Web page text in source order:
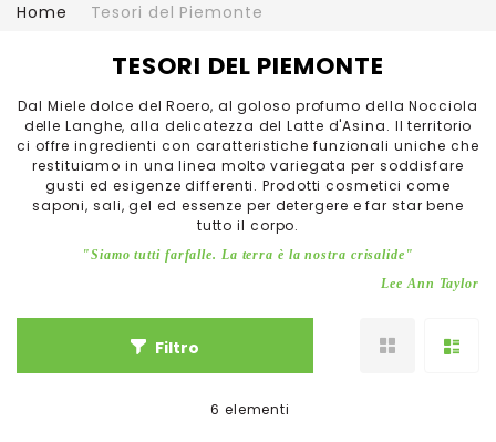
Home Tesori del Piemonte
TESORI DEL PIEMONTE
Dal Miele dolce del Roero, al goloso profumo della Nocciola
delle Langhe, alla delicatezza del Latte d'Asina. Il territorio
ci offre ingredienti con caratteristiche funzionali uniche che
restituiamo in una linea molto variegata per soddisfare
gusti ed esigenze differenti. Prodotti cosmetici come
saponi, sali, gel ed essenze per detergere e far star bene
tutto il corpo.
"Siamo tutti farfalle. La terra è la nostra crisalide"
Lee Ann Taylor
Filtro
6 elementi